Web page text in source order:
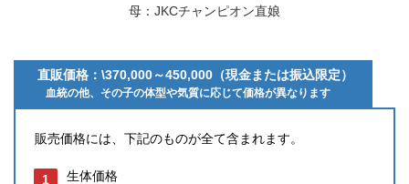
母：JKCチャンピオン直娘
直販価格：\370,000～450,000（現金または振込限定）
血統の他、その子の体型や気質に応じて価格が異なります
販売価格には、下記のものが全て含まれます。
生体価格